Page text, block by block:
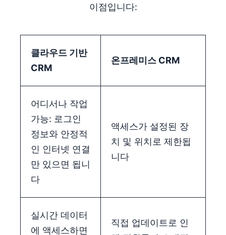
이점입니다:
클라우드 기반
CRM
온프레미스 CRM
어디서나 작업
가능: 로그인
정보와 안정적
인 인터넷 연결
만 있으면 됩니
다
액세스가 설정된 장
치 및 위치로 제한됩
니다
실시간 데이터
에 액세스하면
직접 업데이트로 인